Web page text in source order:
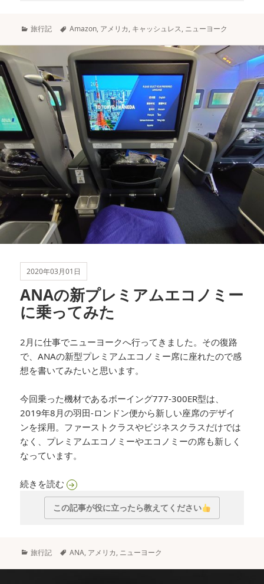
カ
ー
旅行記
タ
Amazon, アメリカ, キャッシュレス, ニューヨーク
2020年03月01日
ANAの新プレミアムエコノミー
に乗ってみた
2月に仕事でニューヨークへ行ってきました。その復路
で、ANAの新型プレミアムエコノミー席に座れたので感
想を書いてみたいと思います。
今回乗った機材であるボーイング777-300ER型は、
2019年8月の羽田-ロンドン便から新しい座席のデザイ
ンを採用。ファーストクラスやビジネスクラスだけでは
なく、プレミアムエコノミーやエコノミーの席も新しく
なっています。
続きを読むANAの新プレミアムエコノミーに乗ってみた
この記事が役に立ったら教えてください
カ
旅行記
タ
ANA, アメリカ, ニューヨーク